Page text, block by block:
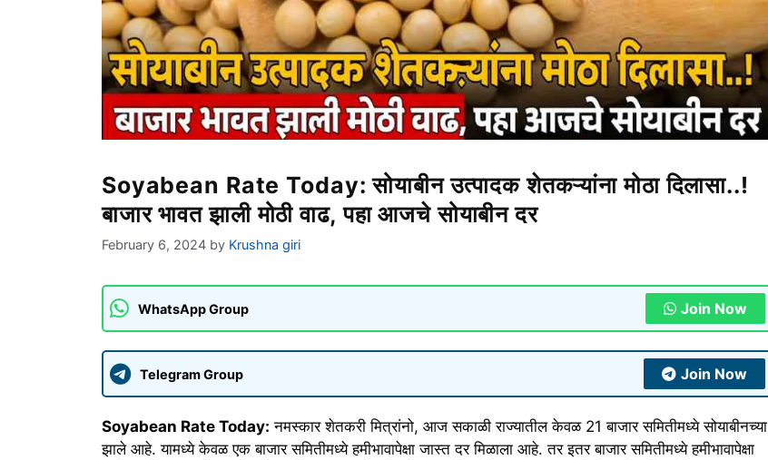
Soyabean Rate Today: सोयाबीन उत्पादक शेतकऱ्यांना मोठा दिलासा..!
बाजार भावत झाली मोठी वाढ, पहा आजचे सोयाबीन दर
February 6, 2024 by Krushna giri
WhatsApp Group Join Now
Telegram Group Join Now
Soyabean Rate Today: नमस्कार शेतकरी मित्रांनो, आज सकाळी राज्यातील केवळ 21 बाजार समितीमध्ये सोयाबीनच्या
झाले आहे. यामध्ये केवळ एक बाजार समितीमध्ये हमीभावापेक्षा जास्त दर मिळाला आहे. तर इतर बाजार समितीमध्ये हमीभावापेक्षा